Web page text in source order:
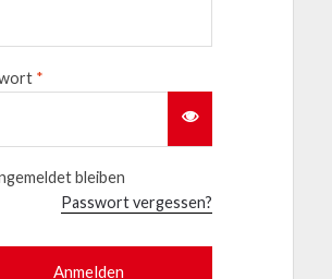
*
bleiben
Passwort vergessen?
Anmelden